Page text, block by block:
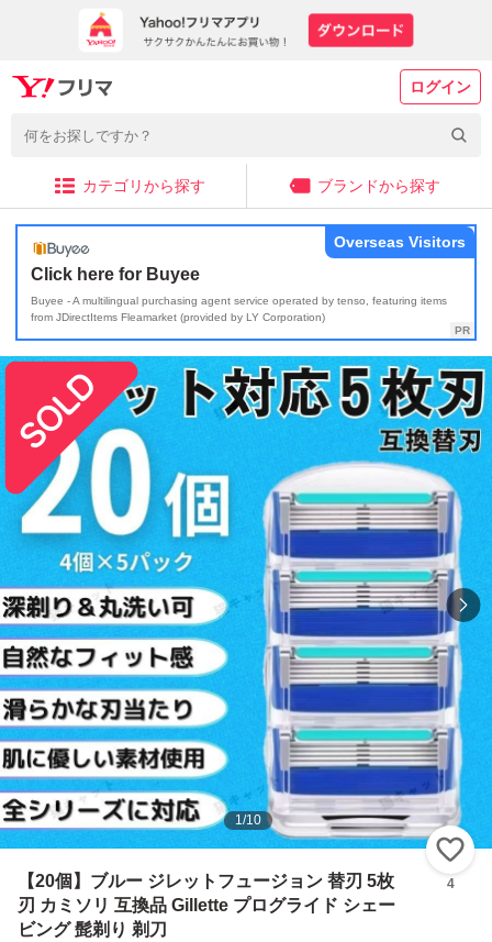
ログイン
カテゴリから探す ブランドから探す
Click here for Buyee
Buyee - A multilingual purchasing agent service operated by tenso, featuring items
from JDirectItems Fleamarket (provided by LY Corporation)
Overseas Visitors
1/10
【20個】ブルー ジレットフュージョン 替刃 5枚
刃 カミソリ 互換品 Gillette プログライド シェー
ビング 髭剃り 剃刀
4